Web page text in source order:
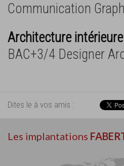
Communication
Architecture
BAC+3/4 Designer
Dites le à vos amis :
Les implantations